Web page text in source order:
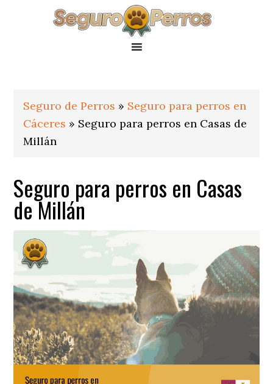
Seguro de Perros » Seguro para perros en
Cáceres » Seguro para perros en Casas de
Millán
Seguro para perros en Casas
de Millán